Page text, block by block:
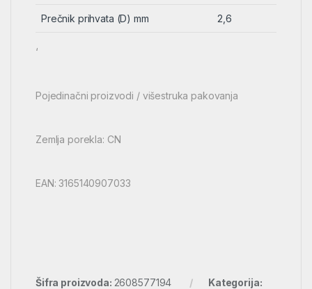
Prečnik prihvata (D) mm 2,6
‘
Pojedinačni proizvodi / višestruka pakovanja
Zemlja porekla: CN
EAN: 3165140907033
Šifra proizvoda: 2608577194
Kategorija: